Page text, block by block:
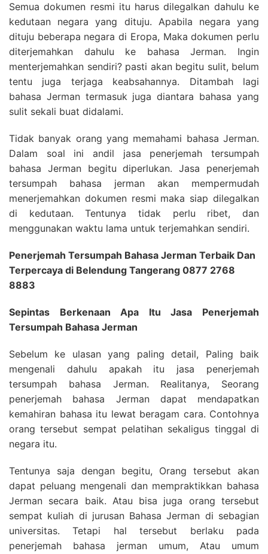
Semua dokumen resmi itu harus dilegalkan dahulu ke
kedutaan negara yang dituju. Apabila negara yang
dituju beberapa negara di Eropa, Maka dokumen perlu
diterjemahkan dahulu ke bahasa Jerman. Ingin
menterjemahkan sendiri? pasti akan begitu sulit, belum
tentu juga terjaga keabsahannya. Ditambah lagi
bahasa Jerman termasuk juga diantara bahasa yang
sulit sekali buat didalami.
Tidak banyak orang yang memahami bahasa Jerman.
Dalam soal ini andil jasa penerjemah tersumpah
bahasa Jerman begitu diperlukan. Jasa penerjemah
tersumpah bahasa jerman akan mempermudah
menerjemahkan dokumen resmi maka siap dilegalkan
di kedutaan. Tentunya tidak perlu ribet, dan
menggunakan waktu lama untuk terjemahkan sendiri.
Penerjemah Tersumpah Bahasa Jerman Terbaik Dan
Terpercaya di Belendung Tangerang 0877 2768
8883
Sepintas Berkenaan Apa Itu Jasa Penerjemah
Tersumpah Bahasa Jerman
Sebelum ke ulasan yang paling detail, Paling baik
mengenali dahulu apakah itu jasa penerjemah
tersumpah bahasa Jerman. Realitanya, Seorang
penerjemah bahasa Jerman dapat mendapatkan
kemahiran bahasa itu lewat beragam cara. Contohnya
orang tersebut sempat pelatihan sekaligus tinggal di
negara itu.
Tentunya saja dengan begitu, Orang tersebut akan
dapat peluang mengenali dan mempraktikkan bahasa
Jerman secara baik. Atau bisa juga orang tersebut
sempat kuliah di jurusan Bahasa Jerman di sebagian
universitas. Tetapi hal tersebut berlaku pada
penerjemah bahasa jerman umum, Atau umum